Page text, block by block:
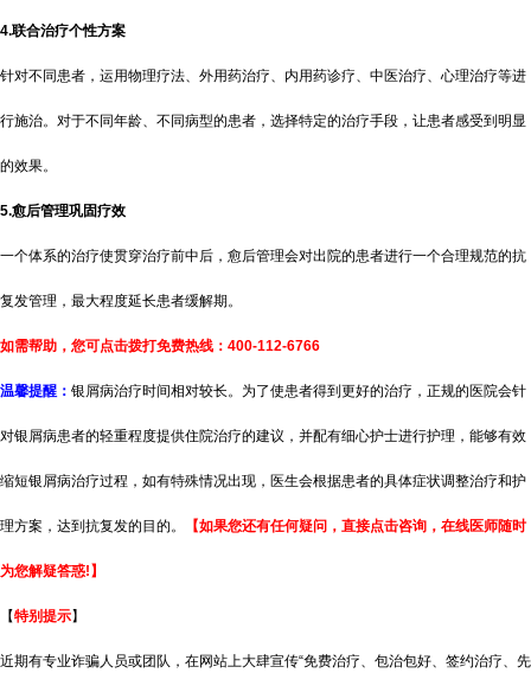
4.联合治疗个性方案
针对不同患者，运用物理疗法、外用药治疗、内用药诊疗、中医治疗、心理治疗等进
行施治。对于不同年龄、不同病型的患者，选择特定的治疗手段，让患者感受到明显
的效果。
5.愈后管理巩固疗效
一个体系的治疗使贯穿治疗前中后，愈后管理会对出院的患者进行一个合理规范的抗
复发管理，最大程度延长患者缓解期。
如需帮助，您可点击拨打免费热线：400-112-6766
温馨提醒： 银屑病治疗时间相对较长。为了使患者得到更好的治疗，正规的医院会针
对银屑病患者的轻重程度提供住院治疗的建议，并配有细心护士进行护理，能够有效
缩短银屑病治疗过程，如有特殊情况出现，医生会根据患者的具体症状调整治疗和护
理方案，达到抗复发的目的。 【如果您还有任何疑问，直接点击咨询，在线医师随时
为您解疑答惑!】
【特别提示】
近期有专业诈骗人员或团队，在网站上大肆宣传“免费治疗、包治包好、签约治疗、先